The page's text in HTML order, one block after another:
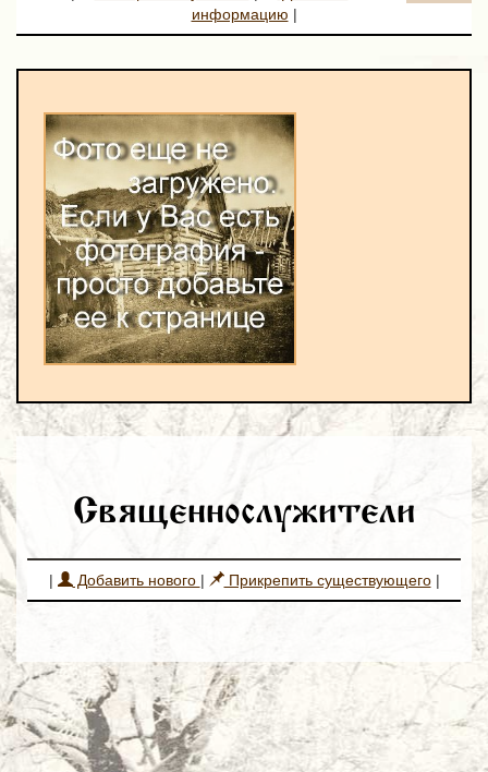
информацию |
Священнослужители
| Добавить нового | Прикрепить существующего|